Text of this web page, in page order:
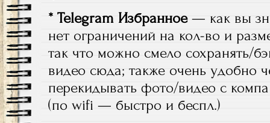
* Telegram Избранное— как вы
нет ограничений на кол-во и
так что можно смело сохранять/
видео сюда; также очень удобно
перекидывать фото/видео с
(по wifi — быстро и беспл.)